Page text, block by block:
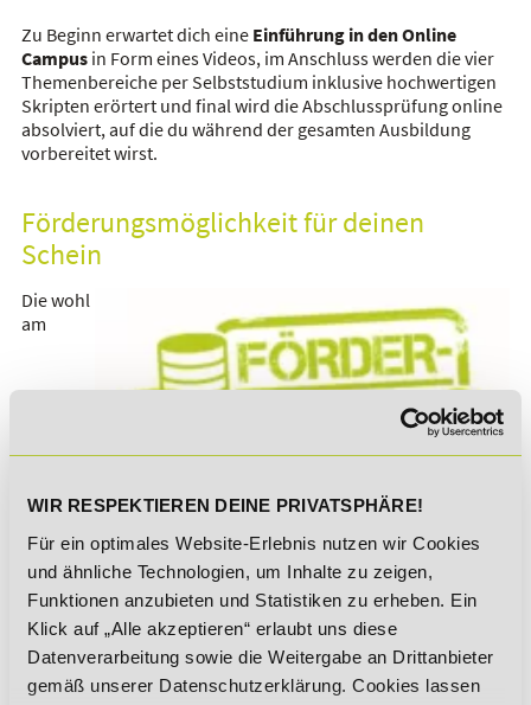
WIR RESPEKTIEREN DEINE PRIVATSPHÄRE!
Für ein optimales Website-Erlebnis nutzen wir Cookies
und ähnliche Technologien, um Inhalte zu zeigen,
Funktionen anzubieten und Statistiken zu erheben. Ein
Klick auf „Alle akzeptieren“ erlaubt uns diese
Datenverarbeitung sowie die Weitergabe an Drittanbieter
gemäß unserer Datenschutzerklärung. Cookies lassen
Zu Beginn erwartet dich eine Einführung in den Online
Campus in Form eines Videos, im Anschlusswerden die vier
Themenbereiche per Selbststudium inklusive hochwertigen
Skripten erörtert und final wird die Abschlussprüfung online
absolviert, auf die du während der gesamten Ausbildung
vorbereitet wirst.
Förderungsmöglichkeit für deinen
Schein
Die wohl
am
häufigsten in Anspruch genommene Förderung ist ein
Bildungsgutschein . Antragsteller können sich hierfür an die
Agentur für Arbeit wenden, vorausgesetzt sie sind nicht
berufstätig, sind von Arbeitslosigkeit bedroht oder möchten
eigeninitiativin das Berufsleben zurückkehren.
Das Ziel dieses Zuschusses ist die Unterstützung individueller
und berufsbezogener Fortbildungen, wie es für den Schein